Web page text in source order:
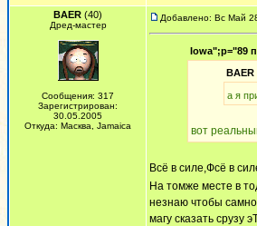
BAER (40)
Дред-мастер
Сообщения: 317
Зарегистрирован:
30.05.2005
Откуда: Масква, Jamaica
Добавлено: Вс Май
Iowa";p="89
BAER
а я
вот
Всё в силе,Фсё в
На томже месте в
незнаю чтобы
магу сказать срузу